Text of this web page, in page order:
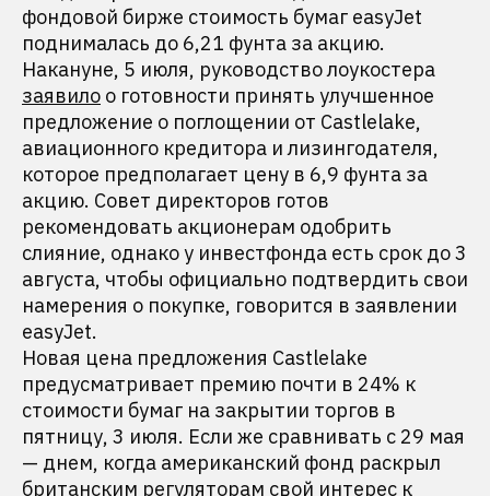
фондовой бирже стоимость бумаг easyJet
поднималась до 6,21 фунта за акцию.
Накануне, 5 июля, руководство лоукостера
заявило о готовности принять улучшенное
предложение о поглощении от Castlelake,
авиационного кредитора и лизингодателя,
которое предполагает цену в 6,9 фунта за
акцию. Совет директоров готов
рекомендовать акционерам одобрить
слияние, однако у инвестфонда есть срок до 3
августа, чтобы официально подтвердить свои
намерения о покупке, говорится в заявлении
easyJet.
Новая цена предложения Castlelake
предусматривает премию почти в 24% к
стоимости бумаг на закрытии торгов в
пятницу, 3 июля. Если же сравнивать с 29 мая
— днем, когда американский фонд раскрыл
британским регуляторам свой интерес к